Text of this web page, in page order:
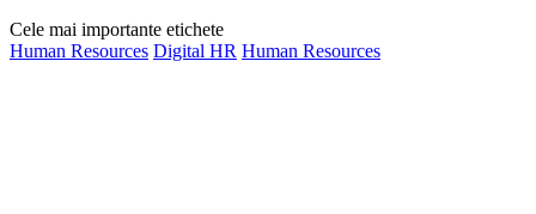
Cele mai importante etichete
Human Resources Digital HR Human Resources